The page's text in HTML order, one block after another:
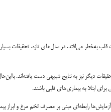
به‌خطر می‌افتد. در سال‌های تازه، تحقیقات
تحقیقات دیگر نیز به نتایج شبیهی دست یافته‌اند.
ابتلا به بیماری‌های قلبی باشند.
رابطه‌ای مبنی بر مصرف تخم مرغ و ابراز